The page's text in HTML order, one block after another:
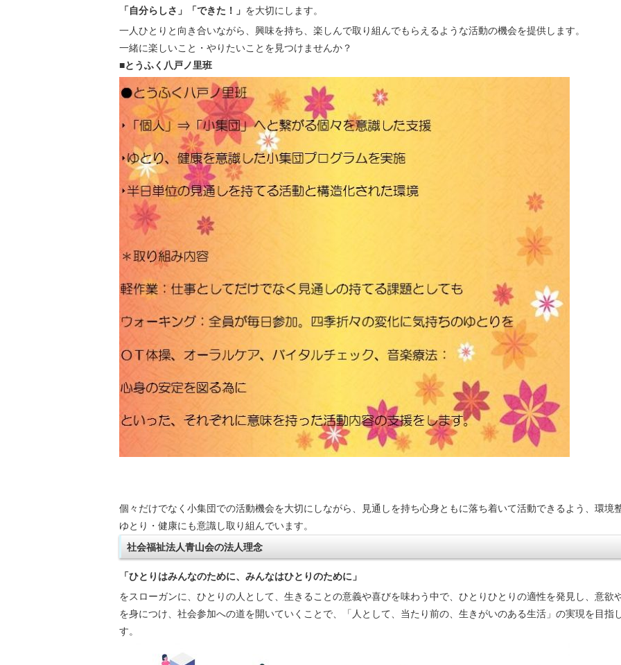
「自分らしさ」「できた！」 を大切にします。
一人ひとりと向き合いながら、興味を持ち、楽しんで取り組んでもらえるような活動の機会を提供します。
一緒に楽しいこと・やりたいことを見つけませんか？
■とうふく八戸ノ里班
個々だけでなく小集団での活動機会を大切にしながら、見通しを持ち心身ともに落ち着いて活動できるよう、環境
ゆとり・健康にも意識し取り組んでいます。
社会福祉法人青山会の法人理念
「ひとりはみんなのために、みんなはひとりのために」
をスローガンに、ひとりの人として、生きることの意義や喜びを味わう中で、ひとりひとりの適性を発見し、意欲
を身につけ、社会参加への道を開いていくことで、「人として、当たり前の、生きがいのある生活」の実現を目指
す。